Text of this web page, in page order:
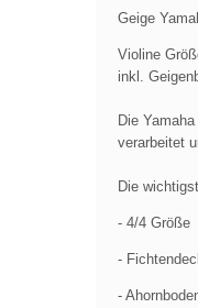
Geige
Violine
inkl.
Die
verarbeitet
Die
- 4/4 Größe
-
-